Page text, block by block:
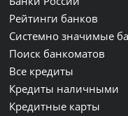
Рейтинги банков
Системно значимые
Поиск банкоматов
Все кредиты
Кредиты наличными
Кредитные карты